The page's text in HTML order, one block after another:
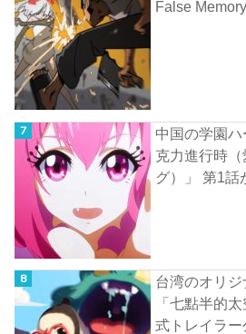
False
中国の学園
克力進行時
グ）」 第1話
台湾のオリ
「七點半的
式トレイラー